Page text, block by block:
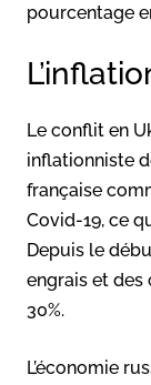
pourcentage
Le conflit en
inflationniste
française
Covid-19, ce
Depuis le
engrais et des
30%.
L’économie